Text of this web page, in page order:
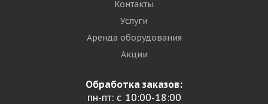
Контакты
Услуги
Аренда оборудования
Акции
Обработка заказов:
пн-пт: с 10:00-18:00